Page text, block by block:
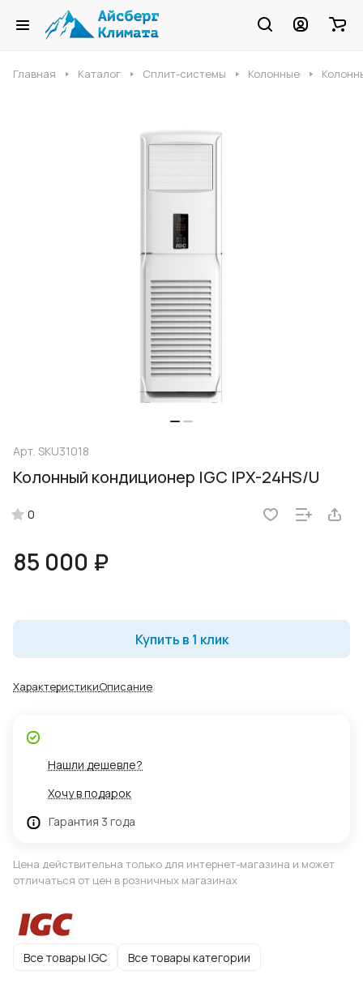
Главная Каталог Сплит-системы Колонные
Арт. SKU31018
Колонный кондиционер IGC IPХ-24HS/U
0
85 000 ₽
Купить в 1 клик
ХарактеристикиОписание
Нашли дешевле?
Хочу в подарок
Гарантия 3 года
Цена действительна только для интернет-магазина и может
отличаться от цен в розничных магазинах
Все товары IGC Все товары категории